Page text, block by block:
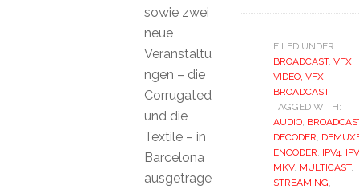
FILED UNDER:
BROADCAST, VFX,
VIDEO, VFX,
BROADCAST
TAGGED WITH:
AUDIO,
DECODER,
ENCODER, IPV4,
MKV, MULTICAST,
STREAMING,
sowie zwei
neue
Veranstaltu
ngen – die
Corrugated
und die
Textile – in
Barcelona
ausgetrage